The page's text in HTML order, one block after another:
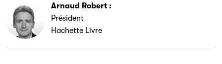
Arnaud Robert :
Président
Hachette Livre